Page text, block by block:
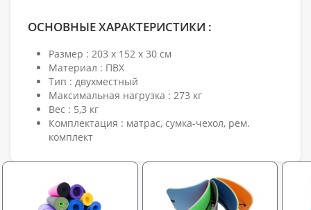
ОСНОВНЫЕ ХАРАКТЕРИСТИКИ :
Размер : 203 х 152 х 30 см
Материал : ПВХ
Тип : двухместный
Максимальная нагрузка : 273 кг
Вес : 5,3 кг
Комплектация : матрас, сумка-чехол, рем.
комплект